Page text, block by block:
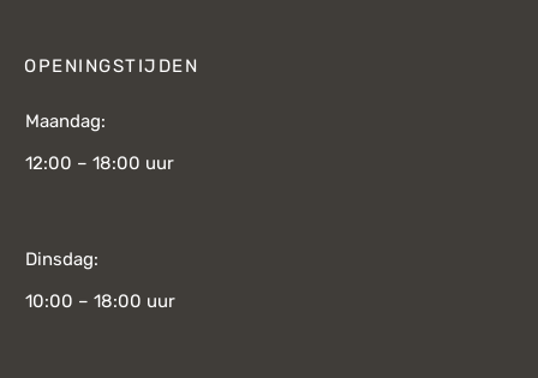
OPENINGSTIJDEN
Maandag:
12:00 – 18:00 uur
Dinsdag:
10:00 – 18:00 uur